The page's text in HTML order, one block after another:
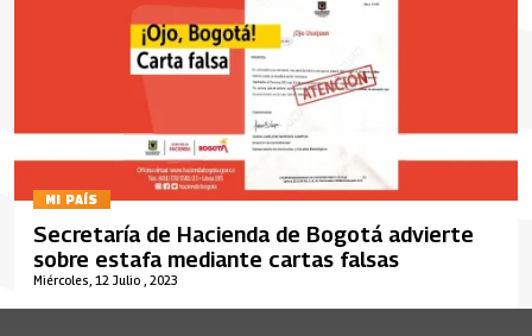
MI PAÍS
Miércoles, 12 Julio , 2023
Secretaría de Hacienda de Bogotá advierte
sobre estafa mediante cartas falsas